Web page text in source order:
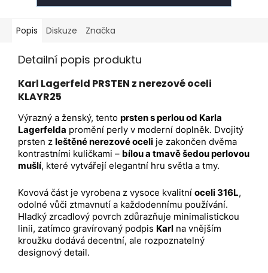
Popis Diskuze Značka
Detailní popis produktu
Karl Lagerfeld PRSTEN z nerezové oceli
KLAYR25
Výrazný a ženský, tento prsten s perlou od Karla
Lagerfelda promění perly v moderní doplněk. Dvojitý
prsten z leštěné nerezové oceli je zakončen dvěma
kontrastními kuličkami – bílou a tmavě šedou perlovou
mušlí, které vytvářejí elegantní hru světla a tmy.
Kovová část je vyrobena z vysoce kvalitní oceli 316L,
odolné vůči ztmavnutí a každodennímu používání.
Hladký zrcadlový povrch zdůrazňuje minimalistickou
linii, zatímco gravírovaný podpis Karl na vnějším
kroužku dodává decentní, ale rozpoznatelný
designový detail.